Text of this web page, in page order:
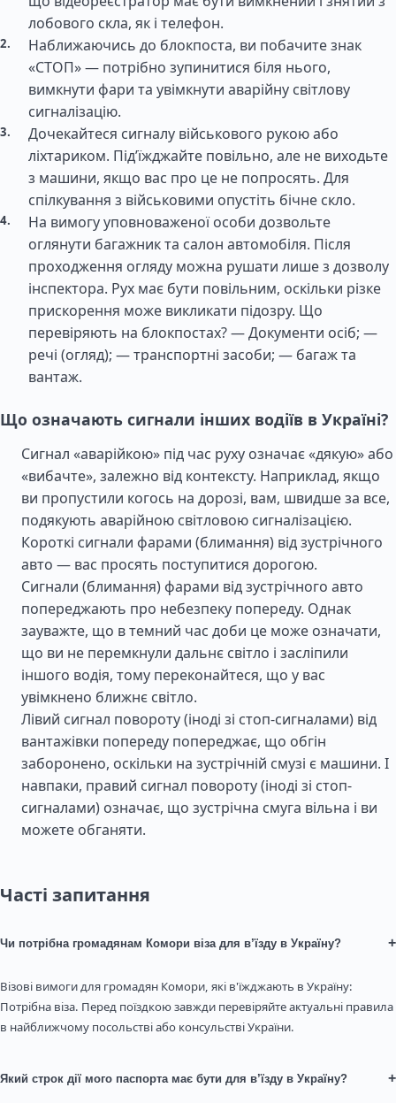
лобового скла, як і телефон.
Наближаючись до блокпоста, ви побачите знак
«СТОП» — потрібно зупинитися біля нього,
вимкнути фари та увімкнути аварійну світлову
сигналізацію.
Дочекайтеся сигналу військового рукою або
ліхтариком. Під’їжджайте повільно, але не виходьте
з машини, якщо вас про це не попросять. Для
спілкування з військовими опустіть бічне скло.
На вимогу уповноваженої особи дозвольте
оглянути багажник та салон автомобіля. Після
проходження огляду можна рушати лише з дозволу
інспектора. Рух має бути повільним, оскільки різке
прискорення може викликати підозру. Що
перевіряють на блокпостах? — Документи осіб; —
речі (огляд); — транспортні засоби; — багаж та
вантаж.
Що означають сигнали інших водіїв в Україні?
Сигнал «аварійкою» під час руху означає «дякую» або
«вибачте», залежно від контексту. Наприклад, якщо
ви пропустили когось на дорозі, вам, швидше за все,
подякують аварійною світловою сигналізацією.
Короткі сигнали фарами (блимання) від зустрічного
авто — вас просять поступитися дорогою.
Сигнали (блимання) фарами від зустрічного авто
попереджають про небезпеку попереду. Однак
зауважте, що в темний час доби це може означати,
що ви не перемкнули дальнє світло і засліпили
іншого водія, тому переконайтеся, що у вас
увімкнено ближнє світло.
Лівий сигнал повороту (іноді зі стоп-сигналами) від
вантажівки попереду попереджає, що обгін
заборонено, оскільки на зустрічній смузі є машини. І
навпаки, правий сигнал повороту (іноді зі стоп-
сигналами) означає, що зустрічна смуга вільна і ви
можете обганяти.
Часті запитання
Чи потрібна громадянам Комори віза для в’їзду в Україну? +
Візові вимоги для громадян Комори, які в'їжджають в Україну:
Потрібна віза. Перед поїздкою завжди перевіряйте актуальні правила
в найближчому посольстві або консульстві України.
Який строк дії мого паспорта має бути для в’їзду в Україну? +